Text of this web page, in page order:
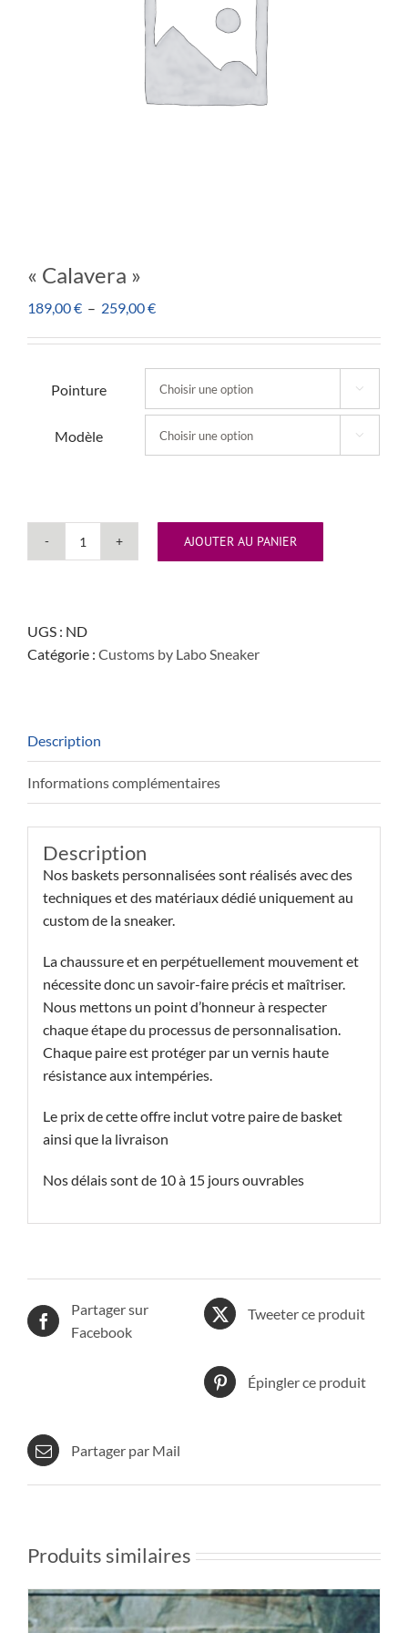
« Calavera »
189,00€ – 259,00€Plage
189,00 €
à
259,00 €
Pointure 
Modèle 
quantité
AJOUTER AU PANIER
UGS : ND
Catégorie : Customs by Labo Sneaker
Description
Informations complémentaires
Description
Nos baskets personnalisées sont réalisés avec des
techniques et des matériaux dédié uniquement au
custom de la sneaker.
La chaussure et en perpétuellement mouvement et
nécessite donc un savoir-faire précis et maîtriser.
Nous mettons un point d’honneur à respecter
chaque étape du processus de personnalisation.
Chaque paire est protéger par un vernis haute
résistance aux intempéries.
Le prix de cette offre inclut votre paire de basket
ainsi que la livraison
Nos délais sont de 10 à 15 jours ouvrables
Partager sur
Facebook
Tweeter ce produit
Épingler ce produit
Partager par Mail
Produits similaires